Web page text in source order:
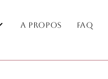
A Propos FAQ